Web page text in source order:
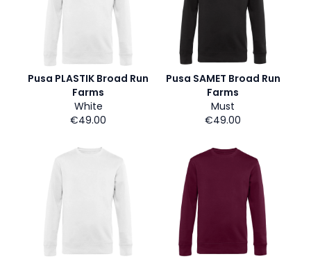
Pusa PLASTIK Broad Run
Farms
White
€49.00
Pusa SAMET Broad Run
Farms
Must
€49.00